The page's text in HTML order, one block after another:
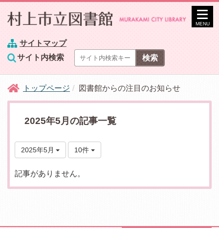
サイトマップ
サイト内検索
MENU
トップページ 図書館からの注目のお知らせ
2025年5月の記事一覧
2025年5月 10件
記事がありません。